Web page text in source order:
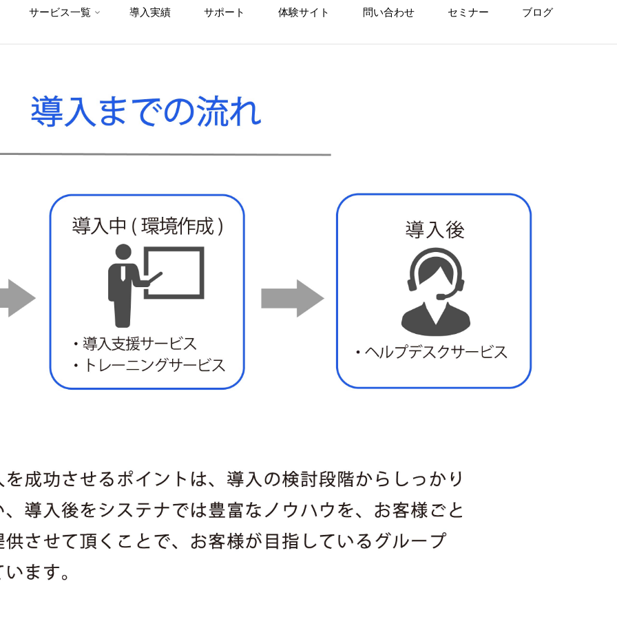
サービス一覧 導入実績 サポート 体験サイト 問い合わせ セミナー ブログ